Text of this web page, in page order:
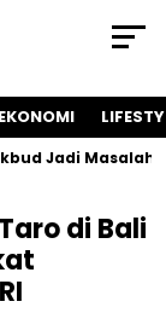
EKONOMI
Masalah
di Bali